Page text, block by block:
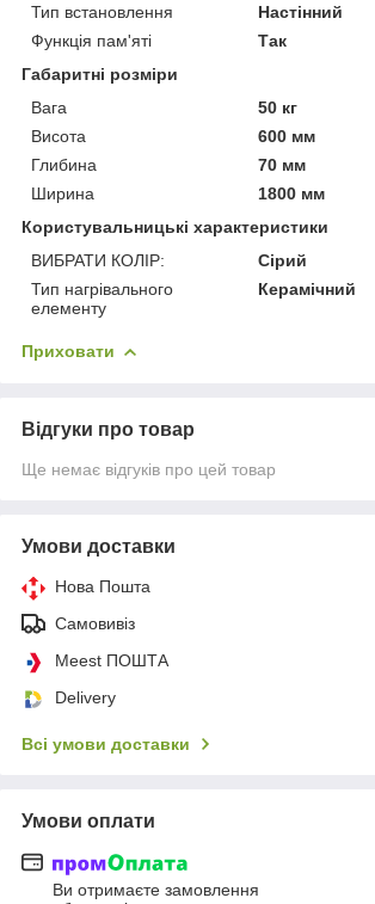
Тип встановлення
Настінний
Функція пам'яті
Так
Габаритні розміри
Вага
50 кг
Висота
600 мм
Глибина
70 мм
Ширина
1800 мм
Користувальницькі характеристики
ВИБРАТИ КОЛІР:
Сірий
Тип нагрівального
елементу
Керамічний
Приховати
Відгуки про товар
Ще немає відгуків про цей товар
Умови доставки
Нова Пошта
Самовивіз
Meest ПОШТА
Delivery
Всі умови доставки
Умови оплати
Ви отримаєте замовлення